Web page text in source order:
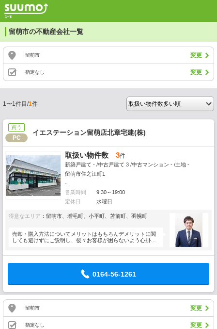
留萌市の不動産会社一覧
留萌市 変更
指定なし 変更
1〜1件目/1件
買う
PC
イエステーション留萌店北章宅建(株)
取扱い物件数 3件
新築戸建て - /中古戸建て 3 /中古マンション - /土地 -
留萌市住之江町1
-
営業時間
9:30～19:00
定休日
水曜日
得意なエリア ：留萌市、増毛町、小平町、苫前町、羽幌町
売却・購入方法についてメリットはもちろんデメリットに関
しても避けずにご説明し、後々お客様が困らないよう心掛け
0164-56-1261
留萌市 変更
指定なし 変更